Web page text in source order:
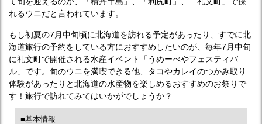
れるウニだと言われています。
もし初夏の7月中旬頃に北海道を訪れる予定があったり、すでに北
海道旅行の予約をしている方におすすめしたいのが、毎年7月中旬
に礼文町で開催される水産イベント「うめーべやフェスティバ
ル」です。旬のウニを満喫できる他、タコやカレイのつかみ取り
体験があったりと北海道の水産物を楽しめるおすすめのお祭りで
す！旅行で訪れてみてはいかがでしょうか？
■基本情報